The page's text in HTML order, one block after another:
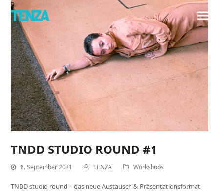
TNDD STUDIO ROUND #1
8. September 2021 TENZA Workshops
TNDD studio round – das neue Austausch & Präsentationsformat